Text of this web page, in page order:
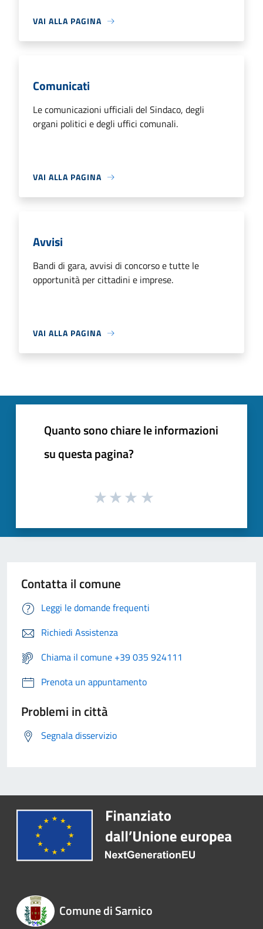
VAI ALLA PAGINA
Comunicati
Le comunicazioni ufficiali del Sindaco, degli
organi politici e degli uffici comunali.
VAI ALLA PAGINA
Avvisi
Bandi di gara, avvisi di concorso e tutte le
opportunità per cittadini e imprese.
VAI ALLA PAGINA
Quanto sono chiare le informazioni
su questa pagina?
Contatta il comune
Leggi le domande frequenti
Richiedi Assistenza
Chiama il comune +39 035 924111
Prenota un appuntamento
Problemi in città
Segnala disservizio
Comune di Sarnico